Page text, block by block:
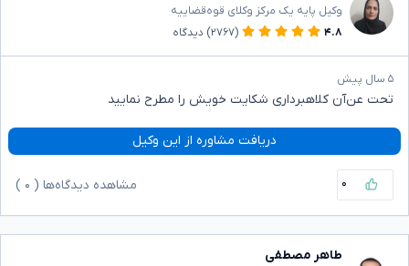
وکیل پایه یک مرکز وکلای قوه‌قضاییه
۴.۸
(۲۷۶۷) دیدگاه
۵ سال پیش
تحت عن‌آن کلاهبرداری شکایت خویش را مطرح نمایید
دریافت مشاوره از این وکیل
۰ مشاهده دیدگاه‌ها ( ۰
طاهر مصطفی